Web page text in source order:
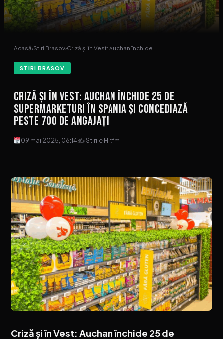
Acasă›Stiri Brasov›Criză și în Vest: Auchan închide…
STIRI BRASOV
Criză și în Vest: Auchan închide 25 de
supermarketuri în Spania și concediază
peste 700 de angajați
09 mai 2025, 06:14✍ Stirile Hitfm
Criză și în Vest: Auchan închide 25 de